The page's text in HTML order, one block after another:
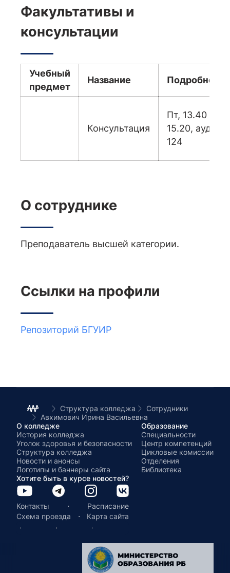
Факультативы и
консультации
Учебный
предмет
Название Подробности
Консультация
Пт, 13.40 –
15.20, ауд.
124
О сотруднике
Преподаватель высшей категории.
Ссылки на профили
Репозиторий БГУИР
Структура колледжа
Сотрудники
Авхимович Ирина Васильевна
О колледже
История колледжа
Уголок здоровья и безопасности
Структура колледжа
Новости и анонсы
Логотипы и баннеры сайта
Образование
Специальности
Центр компетенций
Цикловые комиссии
Отделения
Библиотека
Хотите быть в курсе новостей?
Контакты ·
Расписание
Схема проезда
· Карта сайта